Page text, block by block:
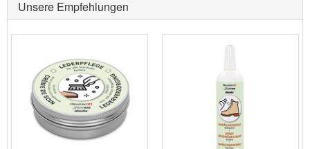
Unsere Empfehlungen